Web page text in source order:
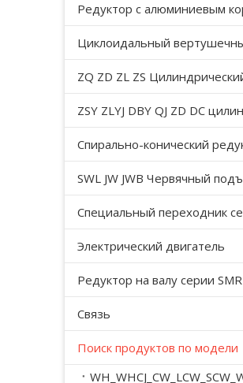
Электрический двигатель
Редуктор на валу серии SMR
Связь
Поиск продуктов по модели